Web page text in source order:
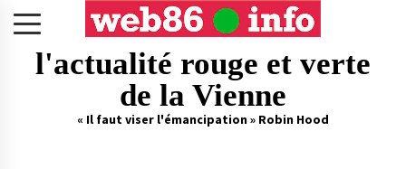
l'actualité rouge et verte
de la Vienne
« Il faut viser l'émancipation » Robin Hood